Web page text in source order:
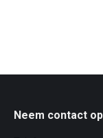
Neem contact op